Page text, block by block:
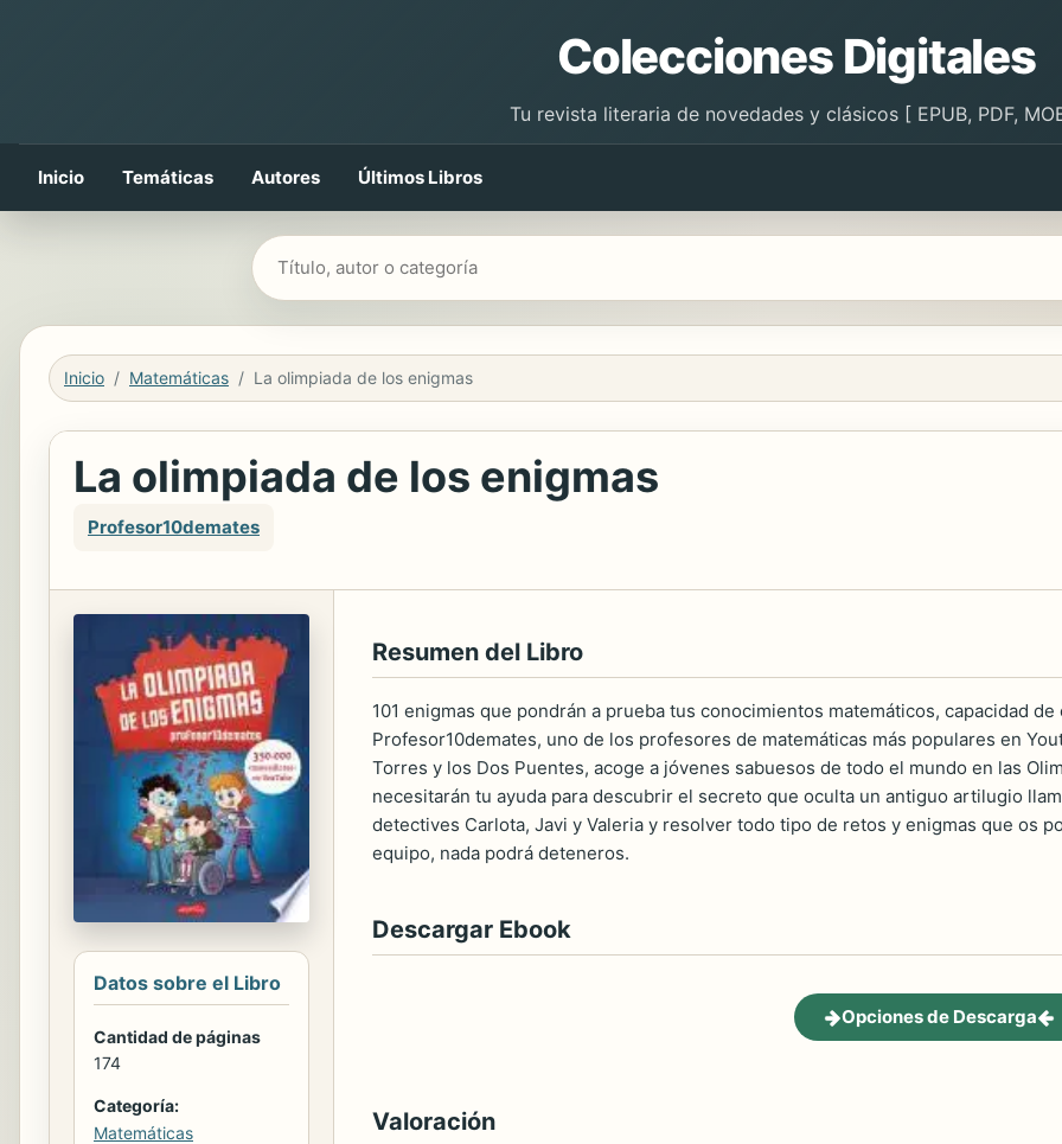
Colecciones Digitales
Tu revista literaria de novedades y clásicos [ EPUB, PDF,
Inicio Temáticas Autores Últimos Libros
Buscar libros
Inicio Matemáticas La olimpiada de los enigmas
La olimpiada de los enigmas
Profesor10demates
Datos sobre el Libro
Cantidad de páginas
174
Categoría:
Matemáticas
Resumen del Libro
101 enigmas que pondrán a prueba tus conocimientos matemáticos, capacidad
Profesor10demates, uno de los profesores de matemáticas más populares en
Torres y los Dos Puentes, acoge a jóvenes sabuesos de todo el mundo en las
necesitarán tu ayuda para descubrir el secreto que oculta un antiguo artilugio
detectives Carlota, Javi y Valeria y resolver todo tipo de retos y enigmas que os
equipo, nada podrá deteneros.
Descargar Ebook
Opciones de Descarga
Valoración